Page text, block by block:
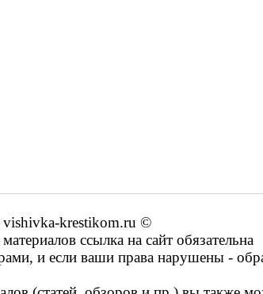
vishivka-krestikom.ru ©
ссылка на сайт обязательна
и если ваши права нарушены -